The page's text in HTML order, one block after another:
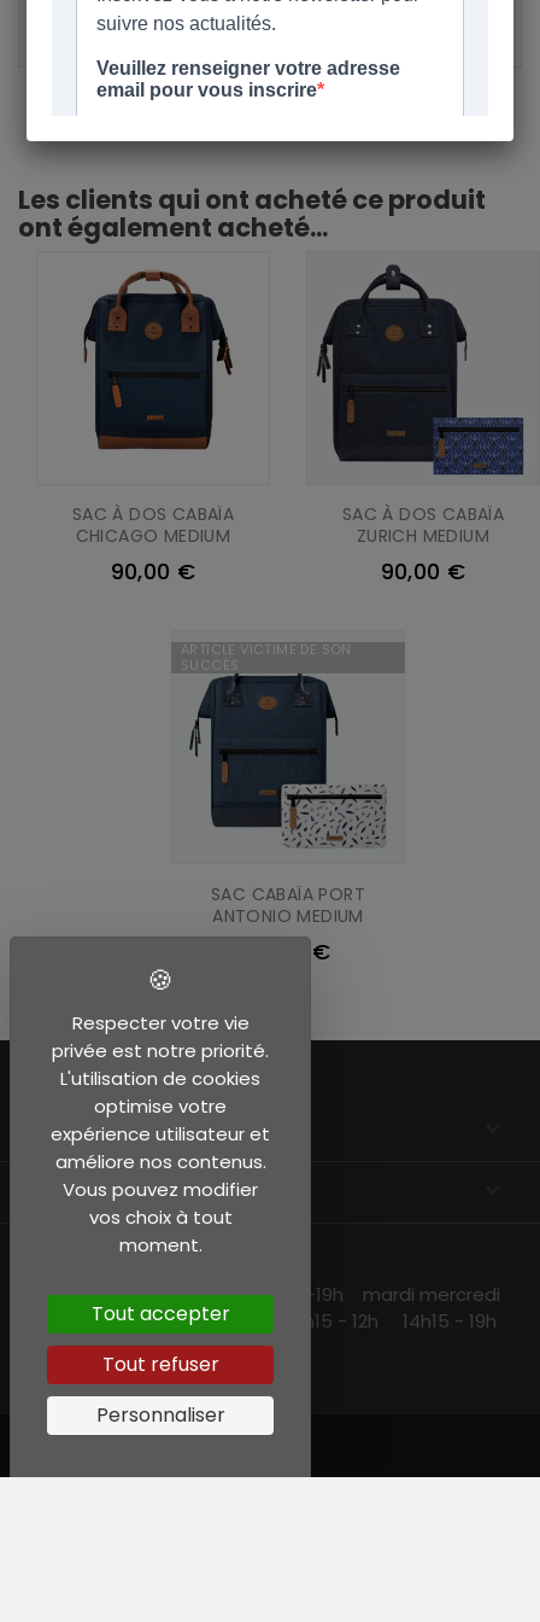
Référence 391879
Les clients qui ont acheté ce produit
ont également acheté...
SAC À DOS CABAÏA
CHICAGO MEDIUM
90,00 €
SAC À DOS CABAÏA
ZURICH MEDIUM
90,00 €
SAC CABAÏA PORT
ANTONIO MEDIUM
90,00 €
ARTICLE VICTIME DE SON
SUCCÈS
EN SAVOIR PLUS
INFORMATIONS
NOS HORAIRES
lundi et jeudi 10h15 -13h30 14h30 -19h mardi mercredi
et vendredi 10h15-19h samedi 10h15 - 12h 14h15 - 19h
Respecter votre vie
privée est notre priorité.
L'utilisation de cookies
optimise votre
expérience utilisateur et
améliore nos contenus.
Vous pouvez modifier
vos choix à tout
moment.
Tout accepter
Tout refuser
Personnaliser